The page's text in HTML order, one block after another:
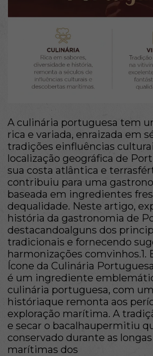
A culinária portuguesa tem
rica e variada, enraizada em
tradições einfluências
localização geográfica de
sua costa atlântica e
contribuiu para uma
baseada em ingredientes
dequalidade. Neste artigo,
história da gastronomia de
destacandoalguns dos
tradicionais e fornecendo
harmonizações comvinhos.1.
Ícone da Culinária
é um ingrediente
culinária portuguesa, com
históriaque remonta aos
exploração marítima. A
e secar o bacalhaupermitiu
conservado durante as
marítimas dos